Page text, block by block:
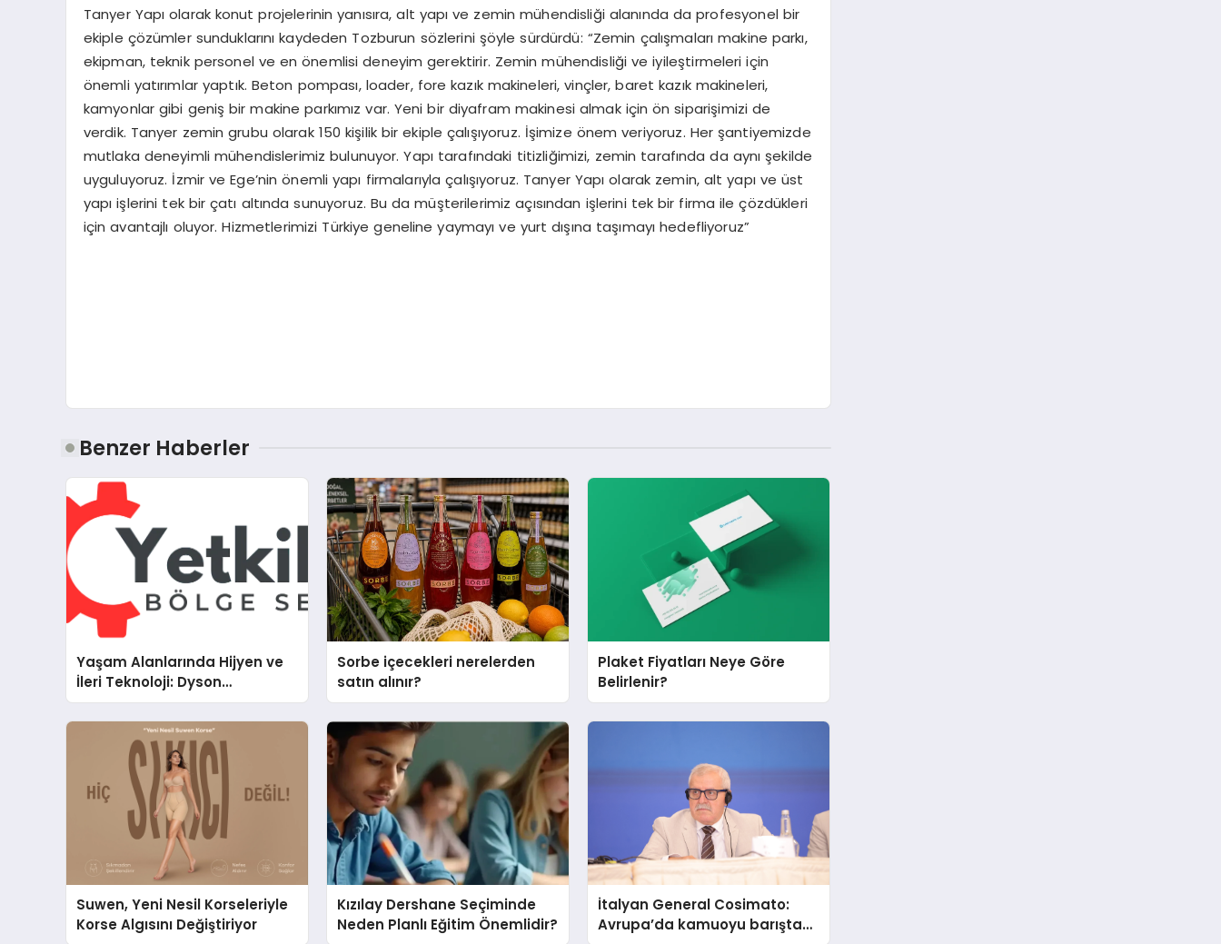
Tanyer Yapı olarak konut projelerinin yanısıra, alt yapı ve zemin mühendisliği alanında da profesyonel bir
ekiple çözümler sunduklarını kaydeden Tozburun sözlerini şöyle sürdürdü: “Zemin çalışmaları makine parkı,
ekipman, teknik personel ve en önemlisi deneyim gerektirir. Zemin mühendisliği ve iyileştirmeleri için
önemli yatırımlar yaptık. Beton pompası, loader, fore kazık makineleri, vinçler, baret kazık makineleri,
kamyonlar gibi geniş bir makine parkımız var. Yeni bir diyafram makinesi almak için ön siparişimizi de
verdik. Tanyer zemin grubu olarak 150 kişilik bir ekiple çalışıyoruz. İşimize önem veriyoruz. Her şantiyemizde
mutlaka deneyimli mühendislerimiz bulunuyor. Yapı tarafındaki titizliğimizi, zemin tarafında da aynı şekilde
uyguluyoruz. İzmir ve Ege’nin önemli yapı firmalarıyla çalışıyoruz. Tanyer Yapı olarak zemin, alt yapı ve üst
yapı işlerini tek bir çatı altında sunuyoruz. Bu da müşterilerimiz açısından işlerini tek bir firma ile çözdükleri
için avantajlı oluyor. Hizmetlerimizi Türkiye geneline yaymayı ve yurt dışına taşımayı hedefliyoruz”
Benzer Haberler
Yaşam Alanlarında Hijyen ve
İleri Teknoloji: Dyson
Cihazlarında Dürüst Teknik
Destek Deneyimi
Sorbe içecekleri nerelerden
satın alınır?
Plaket Fiyatları Neye Göre
Belirlenir?
Suwen, Yeni Nesil Korseleriyle
Korse Algısını Değiştiriyor
Kızılay Dershane Seçiminde
Neden Planlı Eğitim Önemlidir?
İtalyan General Cosimato:
Avrupa’da kamuoyu barıştan